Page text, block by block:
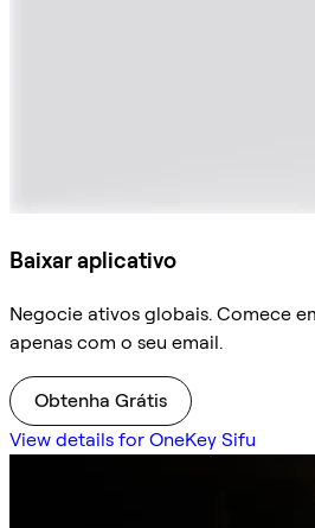
Baixar aplicativo
Negocie ativos globais. Comece
apenas com o seu email.
Obtenha Grátis
View details for OneKey Sifu